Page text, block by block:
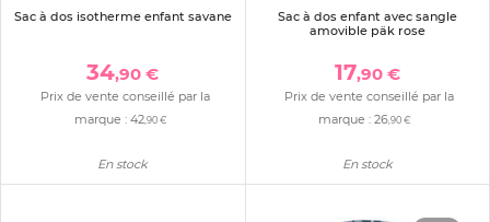
Sac à dos isotherme enfant savane
34,90 €
Prix de vente conseillé par la
marque : 42,90 €
En stock
Sac à dos enfant avec sangle
amovible päk rose
17,90 €
Prix de vente conseillé par la
marque :26,90 €
En stock